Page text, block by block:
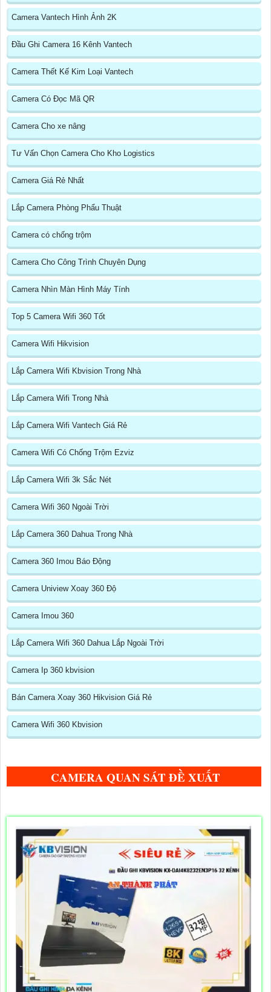
Camera Vantech Hình Ảnh 2K
Đầu Ghi Camera 16 Kênh Vantech
Camera Thết Kế Kim Loại Vantech
Camera Có Đọc Mã QR
Camera Cho xe nâng
Tư Vấn Chọn Camera Cho Kho Logistics
Camera Giá Rẻ Nhất
Lắp Camera Phòng Phẩu Thuật
Camera có chống trộm
Camera Cho Công Trình Chuyên Dụng
Camera Nhìn Màn Hình Máy Tính
Top 5 Camera Wifi 360 Tốt
Camera Wifi Hikvision
Lắp Camera Wifi Kbvision Trong Nhà
Lắp Camera Wifi Trong Nhà
Lắp Camera Wifi Vantech Giá Rẻ
Camera Wifi Có Chống Trộm Ezviz
Lắp Camera Wifi 3k Sắc Nét
Camera Wifi 360 Ngoài Trời
Lắp Camera 360 Dahua Trong Nhà
Camera 360 Imou Báo Động
Camera Uniview Xoay 360 Độ
Camera Imou 360
Lắp Camera Wifi 360 Dahua Lắp Ngoài Trời
Camera Ip 360 kbvision
Bán Camera Xoay 360 Hikvision Giá Rẻ
Camera Wifi 360 Kbvision
CAMERA QUAN SÁT ĐỀ XUẤT